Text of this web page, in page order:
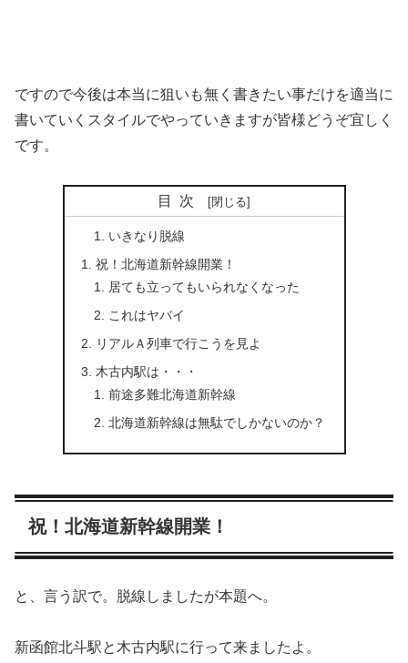
ですので今後は本当に狙いも無く書きたい事だけを適当に
書いていくスタイルでやっていきますが皆様どうぞ宜しく
です。
目次
いきなり脱線
祝！北海道新幹線開業！
居ても立ってもいられなくなった
これはヤバイ
リアルＡ列車で行こうを見よ
木古内駅は・・・
前途多難北海道新幹線
北海道新幹線は無駄でしかないのか？
祝！北海道新幹線開業！
と、言う訳で。脱線しましたが本題へ。
新函館北斗駅と木古内駅に行って来ましたよ。